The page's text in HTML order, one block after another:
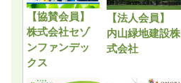
【協賛会員】
株式会社セゾ
ンファンデッ
クス
【法人会員】
内山緑地建設株
式会社